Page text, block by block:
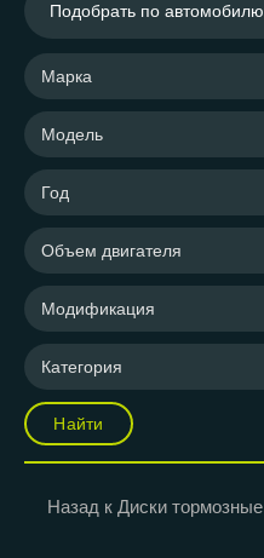
Подобрать по автомобилю
Марка
Модель
Год
Объем двигателя
Модификация
Категория
Найти
Назад к Диски тормозные